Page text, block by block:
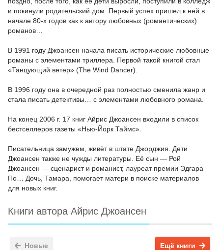
и покинули родительский дом. Первый успех пришел к ней в
начале 80-х годов как к автору любовных (романтических)
романов…
В 1991 году Джоансен начала писать исторические любовные
романы с элементами триллера. Первой такой книгой стал
«Танцующий ветер» (The Wind Dancer).
В 1996 году она в очередной раз полностью сменила жанр и
стала писать детективы… с элементами любовного романа.
На конец 2006 г. 17 книг Айрис Джоансен входили в список
бестселлеров газеты «Нью-Йорк Таймс».
Писательница замужем, живёт в штате Джорджия. Дети
Джоансен также не чужды литературы. Её сын — Рой
Джоансен — сценарист и романист, лауреат премии Эдгара
По… Дочь, Тамара, помогает матери в поиске материалов
для новых книг.
Книги автора Айрис Джоансен
Новые Ещё книги